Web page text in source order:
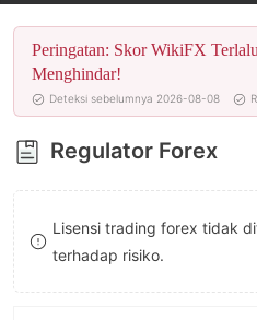
5
6
7
8
9
3
4
5
6
7
8
9
3
4
5
6
7
8
9
Peringatan: Skor WikiFX
Menghindar!
Deteksi sebelumnya 2026-08-08
Regulator Forex
Lisensi trading forex tidak
terhadap risiko.